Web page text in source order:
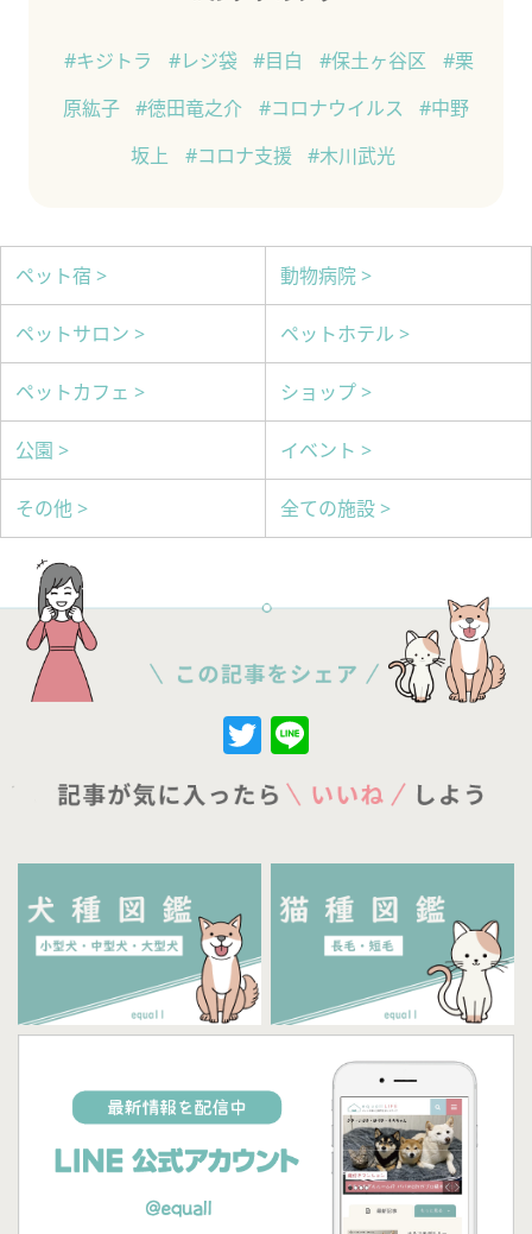
#キジトラ #レジ袋 #目白 #保土ヶ谷区
#栗
原紘子
#徳田竜之介 #コロナウイルス
#中野
坂上
#コロナ支援 #木川武光
ペット宿 > 動物病院 >
ペットサロン > ペットホテル >
ペットカフェ > ショップ >
公園 > イベント >
その他 > 全ての施設 >
Twitter